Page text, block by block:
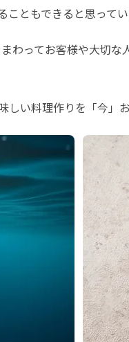
ともできると思ってい
わってお客様や大切
い料理作りを「今」